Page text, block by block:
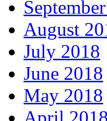
August
July 2018
June 2018
May 2018